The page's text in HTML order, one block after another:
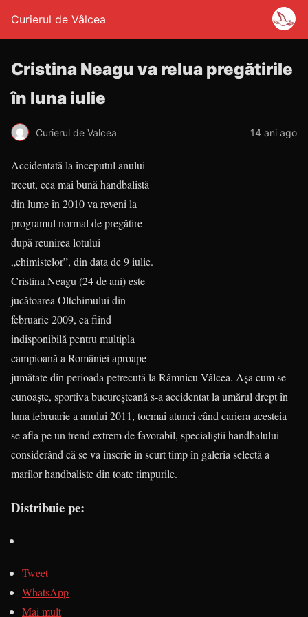
Curierul de Vâlcea
Cristina Neagu va relua pregătirile
în luna iulie
Curierul de Valcea 14 ani ago
Accidentată la începutul anului
trecut, cea mai bună handbalistă
din lume în 2010 va reveni la
programul normal de pregătire
după reunirea lotului
„chimistelor”, din data de 9 iulie.
Cristina Neagu (24 de ani) este
jucătoarea Oltchi­mului din
februarie 2009, ea fiind
indisponibilă pentru multipla
campi­oană a României aproape
jumătate din perioada petrecută la Râmnicu Vâlcea. Aşa cum se
cunoaşte, spor­tiva bucureşteană s-a acci­dentat la umărul drept în
luna februarie a anului 2011, tocmai atunci când cariera acesteia
se afla pe un trend extrem de favorabil, spe­cialiştii handbalului
considerând că se va înscrie în scurt timp în ga­leria selectă a
marilor handbaliste din toate timpurile.
Distribuie pe:
Tweet
WhatsApp
Mai mult